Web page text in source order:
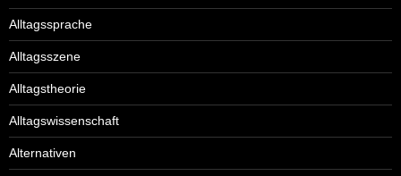
Alltagssprache
Alltagsszene
Alltagstheorie
Alltagswissenschaft
Alternativen